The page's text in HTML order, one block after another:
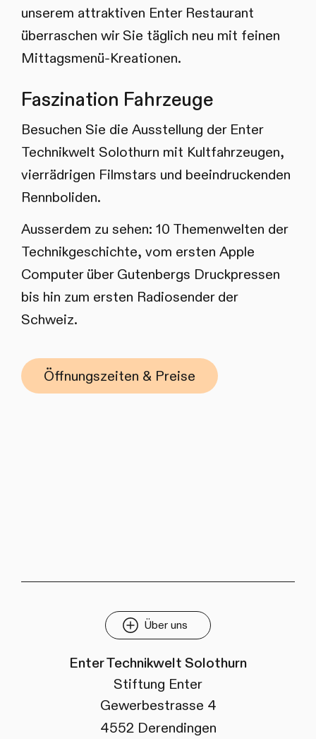
unserem attraktiven Enter Restaurant
überraschen wir Sie täglich neu mit feinen
Mittagsmenü-Kreationen.
Faszination Fahrzeuge
Besuchen Sie die Ausstellung der Enter
Technikwelt Solothurn mit Kultfahrzeugen,
vierrädrigen Filmstars und beeindruckenden
Rennboliden.
Ausserdem zu sehen: 10 Themenwelten der
Technikgeschichte, vom ersten Apple
Computer über Gutenbergs Druckpressen
bis hin zum ersten Radiosender der
Schweiz.
Öffnungszeiten & Preise
Über uns
Enter Technikwelt Solothurn
Stiftung Enter
Gewerbestrasse 4
4552 Derendingen